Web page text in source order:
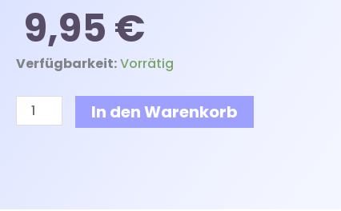
9,95€
Verfügbarkeit:Vorrätig
Fundbüro
-
Smarter
In den Warenkorb